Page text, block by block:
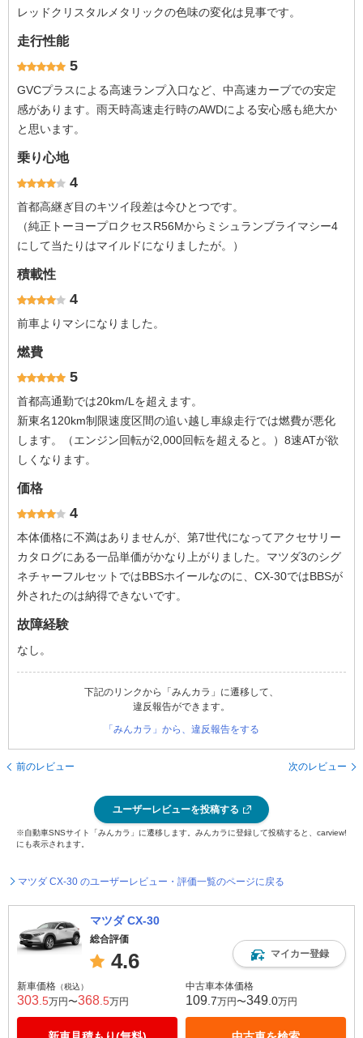
レッドクリスタルメタリックの色味の変化は見事です。
走行性能
5
GVCプラスによる高速ランプ入口など、中高速カーブでの安定
感があります。雨天時高速走行時のAWDによる安心感も絶大か
と思います。
乗り心地
4
首都高継ぎ目のキツイ段差は今ひとつです。
（純正トーヨープロクセスR56Mからミシュランブライマシー4
にして当たりはマイルドになりましたが。）
積載性
4
前車よりマシになりました。
燃費
5
首都高通勤では20km/Lを超えます。
新東名120km制限速度区間の追い越し車線走行では燃費が悪化
します。（エンジン回転が2,000回転を超えると。）8速ATが欲
しくなります。
価格
4
本体価格に不満はありませんが、第7世代になってアクセサリー
カタログにある一品単価がかなり上がりました。マツダ3のシグ
ネチャーフルセットではBBSホイールなのに、CX-30ではBBSが
外されたのは納得できないです。
故障経験
なし。
下記のリンクから「みんカラ」に遷移して、
違反報告ができます。
「みんカラ」から、違反報告をする
前のレビュー 次のレビュー
ユーザーレビューを投稿する
※自動車SNSサイト「みんカラ」に遷移します。みんカラに登録して投稿すると、carview!
にも表示されます。
マツダ CX-30 のユーザーレビュー・評価一覧のページに戻る
マツダ CX-30
総合評価
4.6 マイカー登録
新車価格 （税込）
303 .5万円〜368 .5万円
中古車本体価格
109 .7万円〜349 .0万円